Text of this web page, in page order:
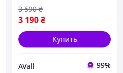
3 190₴
3 590 ₴
Купить
AVall 99%